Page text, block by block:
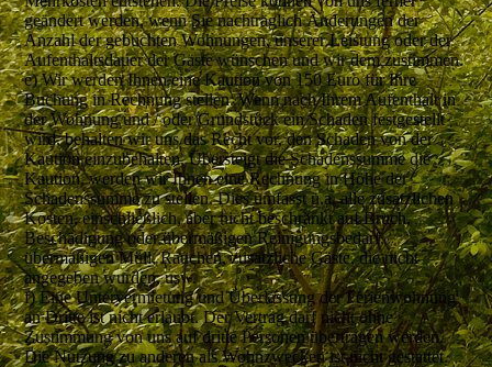
geändert werden, wenn Sie nachträglich Änderungen der
Anzahl der gebuchten Wohnungen, unserer Leistung oder der
Aufenthaltsdauer der Gäste wünschen und wir dem zustimmen.
e) Wir werden Ihnen eine Kaution von 150 Euro für Ihre
Buchung in Rechnung stellen. Wenn nach Ihrem Aufenthalt in
der Wohnung und / oder Grundstück ein Schaden festgestellt
wird, behalten wir uns das Recht vor, den Schaden von der
Kaution einzubehalten. Übersteigt die Schadenssumme die
Kaution, werden wir Ihnen eine Rechnung in Höhe der
Schadenssumme zu stellen. Dies umfasst u.a. alle zusätzlichen
Kosten, einschließlich, aber nicht beschränkt auf Bruch,
Beschädigung oder übermäßigen Reinigungsbedarf,
übermäßigen Müll, Rauchen, zusätzliche Gäste, die nicht
angegeben wurden, usw.
f) Eine Untervermietung und Überlassung der Ferienwohnung
an Dritte ist nicht erlaubt. Der Vertrag darf nicht ohne
Zustimmung von uns auf dritte Personen übertragen werden.
Die Nutzung zu anderen als Wohnzwecken ist nicht gestattet.